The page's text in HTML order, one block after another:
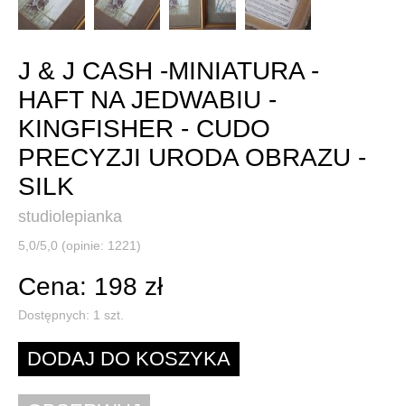
J & J CASH -MINIATURA -
HAFT NA JEDWABIU -
KINGFISHER - CUDO
PRECYZJI URODA OBRAZU -
SILK
studiolepianka
5,0/5,0 (opinie: 1221)
Cena: 198 zł
Dostępnych: 1 szt.